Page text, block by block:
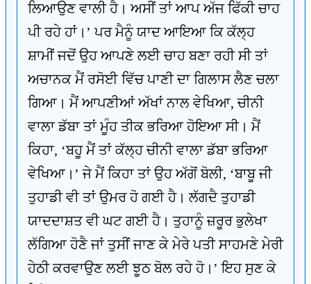
ਲਿਆਉਣ ਵਾਲੀ ਹੈ। ਅਸੀਂ ਤਾਂ ਆਪ ਅੱਜ ਫਿੱਕੀ ਚਾਹ
ਪੀ ਰਹੇ ਹਾਂ।’ ਪਰ ਮੈਨੂੰ ਯਾਦ ਆਇਆ ਕਿ ਕੱਲ੍ਹ
ਸ਼ਾਮੀਂ ਜਦੋਂ ਉਹ ਆਪਣੇ ਲਈ ਚਾਹ ਬਣਾ ਰਹੀ ਸੀ ਤਾਂ
ਅਚਾਨਕ ਮੈਂ ਰਸੋਈ ਵਿੱਚ ਪਾਣੀ ਦਾ ਗਿਲਾਸ ਲੈਣ ਚਲਾ
ਗਿਆ। ਮੈਂ ਆਪਣੀਆਂ ਅੱਖਾਂ ਨਾਲ ਵੇਖਿਆ, ਚੀਨੀ
ਵਾਲਾ ਡੱਬਾ ਤਾਂ ਮੂੰਹ ਤੀਕ ਭਰਿਆ ਹੋਇਆ ਸੀ। ਮੈਂ
ਕਿਹਾ, ‘ਬਹੂ ਮੈਂ ਤਾਂ ਕੱਲ੍ਹ ਚੀਨੀ ਵਾਲਾ ਡੱਬਾ ਭਰਿਆ
ਵੇਖਿਆ।’ ਜੇ ਮੈਂ ਕਿਹਾ ਤਾਂ ਉਹ ਅੱਗੋਂ ਬੋਲੀ, ‘ਬਾਬੂ ਜੀ
ਤੁਹਾਡੀ ਵੀ ਤਾਂ ਉਮਰ ਹੋ ਗਈ ਹੈ। ਲੱਗਦੈ ਤੁਹਾਡੀ
ਯਾਦਦਾਸ਼ਤ ਵੀ ਘਟ ਗਈ ਹੈ। ਤੁਹਾਨੂੰ ਜ਼ਰੂਰ ਭੁਲੇਖਾ
ਲੱਗਿਆ ਹੋਣੈ ਜਾਂ ਤੁਸੀਂ ਜਾਣ ਕੇ ਮੇਰੇ ਪਤੀ ਸਾਹਮਣੇ ਮੇਰੀ
ਹੇਠੀ ਕਰਵਾਉਣ ਲਈ ਝੂਠ ਬੋਲ ਰਹੇ ਹੋ।’ ਇਹ ਸੁਣ ਕੇ